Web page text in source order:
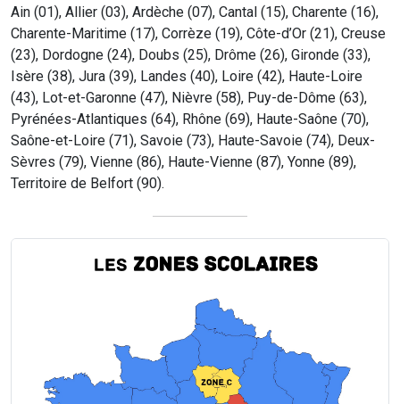
Ain (01), Allier (03), Ardèche (07), Cantal (15), Charente (16),
Charente-Maritime (17), Corrèze (19), Côte-d’Or (21), Creuse
(23), Dordogne (24), Doubs (25), Drôme (26), Gironde (33),
Isère (38), Jura (39), Landes (40), Loire (42), Haute-Loire
(43), Lot-et-Garonne (47), Nièvre (58), Puy-de-Dôme (63),
Pyrénées-Atlantiques (64), Rhône (69), Haute-Saône (70),
Saône-et-Loire (71), Savoie (73), Haute-Savoie (74), Deux-
Sèvres (79), Vienne (86), Haute-Vienne (87), Yonne (89),
Territoire de Belfort (90).